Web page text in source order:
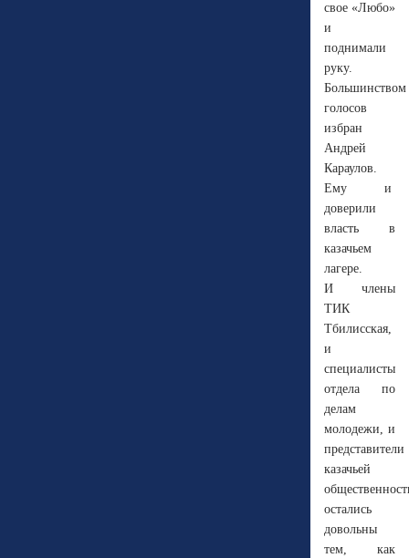
свое «Любо»
и
поднимали
руку.
Большинством
голосов
избран
Андрей
Караулов.
Ему и
доверили
власть в
казачьем
лагере.
И члены
ТИК
Тбилисская,
и
специалисты
отдела по
делам
молодежи, и
представители
казачьей
остались
довольны
тем, как